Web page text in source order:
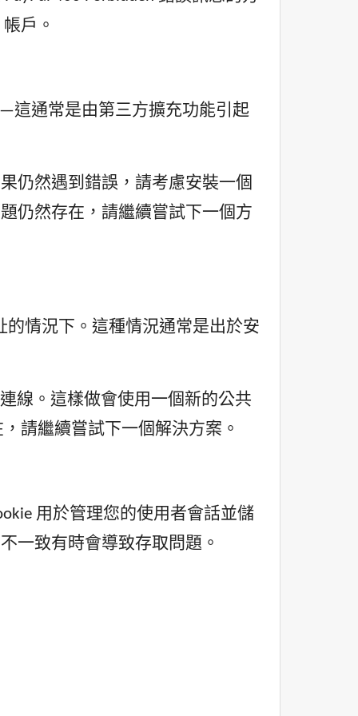
戶。
這通常是由第三方擴充功能引起
仍然遇到錯誤，請考慮安裝一個
仍然存在，請繼續嘗試下一個方
的情況下。這種情況通常是出於安
線。這樣做會使用一個新的公共
請繼續嘗試下一個解決方案。
用於管理您的使用者會話並儲
一致有時會導致存取問題。